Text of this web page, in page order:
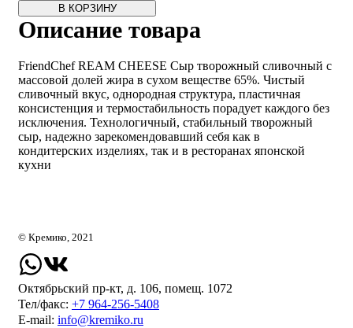
В КОРЗИНУ
Описание товара
FriendChef REAM CHEESE Сыр творожный сливочный с
массовой долей жира в сухом веществе 65%. Чистый
сливочный вкус, однородная структура, пластичная
консистенция и термостабильность порадует каждого без
исключения. Технологичный, стабильный творожный
сыр, надежно зарекомендовавший себя как в
кондитерских изделиях, так и в ресторанах японской
кухни
© Кремико, 2021
Октябрьский пр-кт, д. 106, помещ. 1072
Тел/факс: +7 964-256-5408
Е-mail: info@kremiko.ru